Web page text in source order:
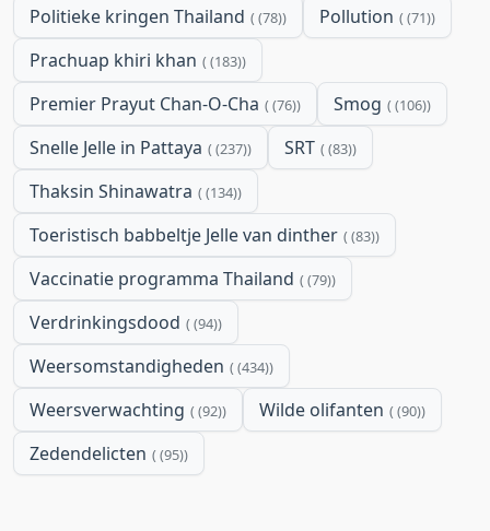
Politieke kringen Thailand (78) Pollution (71)
Prachuap khiri khan (183)
Premier Prayut Chan-O-Cha (76) Smog (106)
Snelle Jelle in Pattaya (237) SRT (83)
Thaksin Shinawatra (134)
Toeristisch babbeltje Jelle van dinther (83)
Vaccinatie programma Thailand (79)
Verdrinkingsdood (94)
Weersomstandigheden (434)
Weersverwachting (92) Wilde olifanten (90)
Zedendelicten (95)